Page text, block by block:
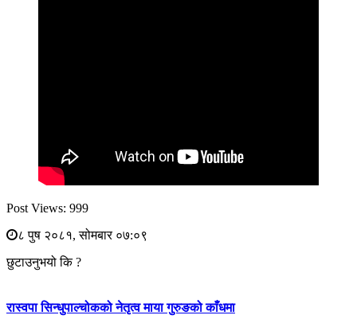
Post Views: 999
८ पुष २०८१, सोमबार ०७:०९
छुटाउनुभयो कि ?
रास्वपा सिन्धुपाल्चोकको नेतृत्व माया गुरुङको काँधमा